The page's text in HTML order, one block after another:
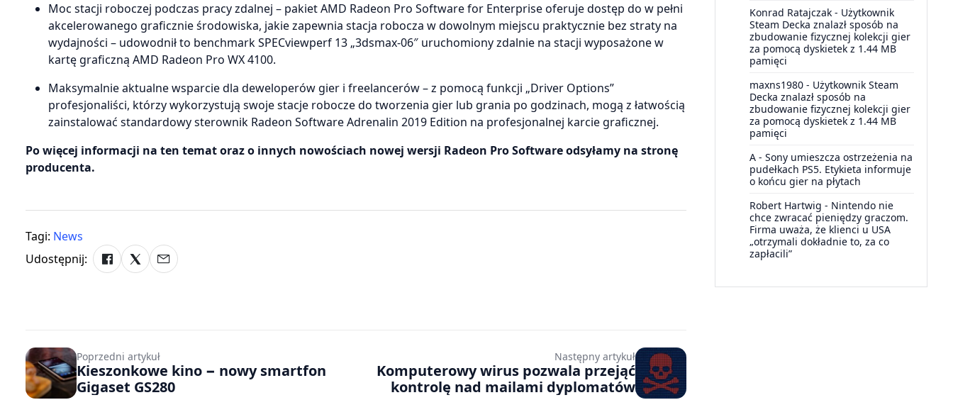
Moc stacji roboczej podczas pracy zdalnej – pakiet AMD Radeon Pro Software for Enterprise oferuje dostęp do w pełni
akcelerowanego graficznie środowiska, jakie zapewnia stacja robocza w dowolnym miejscu praktycznie bez straty na
wydajności – udowodnił to benchmark SPECviewperf 13 „3dsmax-06″ uruchomiony zdalnie na stacji wyposażone w
kartę graficzną AMD Radeon Pro WX 4100.
Maksymalnie aktualne wsparcie dla deweloperów gier i freelancerów – z pomocą funkcji „Driver Options”
profesjonaliści, którzy wykorzystują swoje stacje robocze do tworzenia gier lub grania po godzinach, mogą z łatwością
zainstalować standardowy sterownik Radeon Software Adrenalin 2019 Edition na profesjonalnej karcie graficznej.
Po więcej informacji na ten temat oraz o innych nowościach nowej wersji Radeon Pro Software odsyłamy na stronę
producenta.
Tagi: News
Udostępnij:
Konrad Ratajczak - Użytkownik
Steam Decka znalazł sposób na
zbudowanie fizycznej kolekcji gier
za pomocą dyskietek z 1.44 MB
pamięci
maxns1980 - Użytkownik Steam
Decka znalazł sposób na
zbudowanie fizycznej kolekcji gier
za pomocą dyskietek z 1.44 MB
pamięci
A - Sony umieszcza ostrzeżenia na
pudełkach PS5. Etykieta informuje
o końcu gier na płytach
Robert Hartwig - Nintendo nie
chce zwracać pieniędzy graczom.
Firma uważa, że klienci u USA
„otrzymali dokładnie to, za co
zapłacili”
Poprzedni artykuł
Kieszonkowe kino − nowy smartfon
Gigaset GS280
Następny artykuł
Komputerowy wirus pozwala przejąć
kontrolę nad mailami dyplomatów